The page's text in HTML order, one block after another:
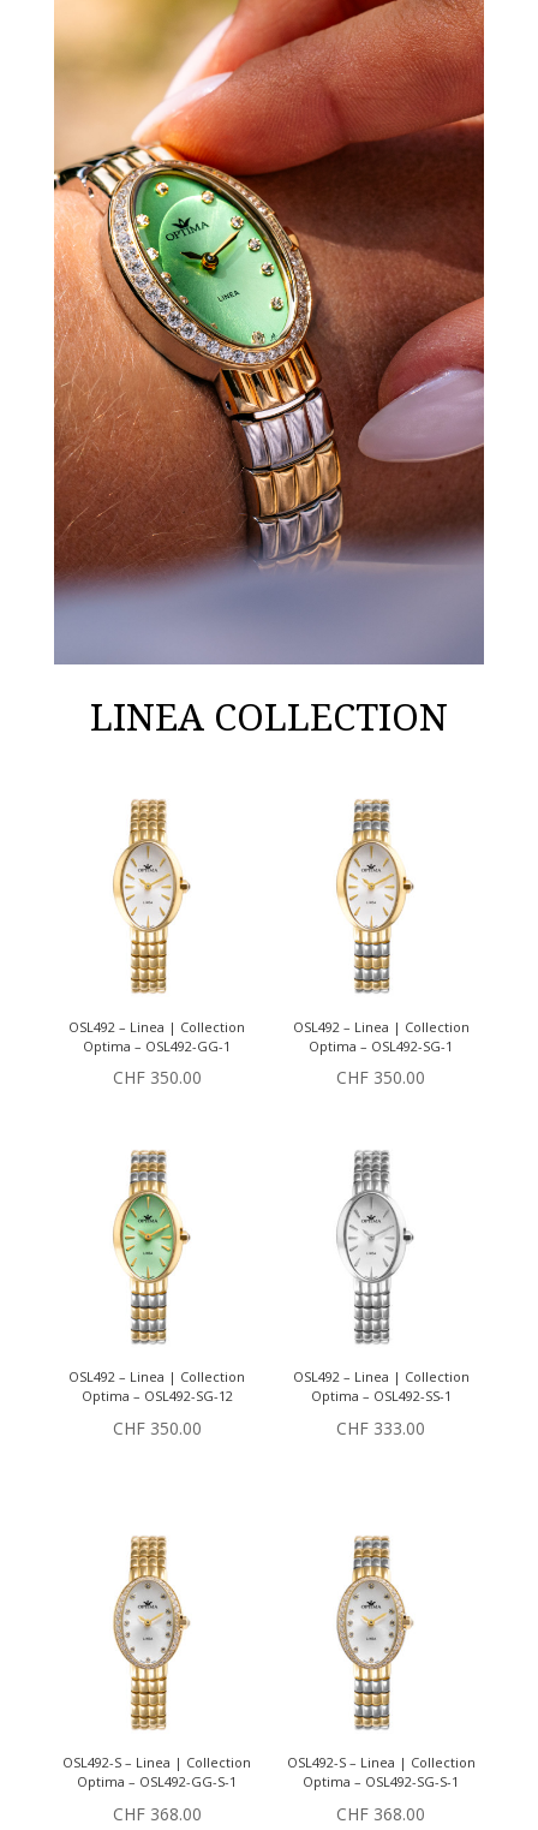
LINEA COLLECTION
OSL492 – Linea | Collection
Optima – OSL492-GG-1
CHF350.00
OSL492 – Linea | Collection
Optima – OSL492-SG-1
CHF 350.00
OSL492 – Linea | Collection
Optima – OSL492-SG-12
CHF350.00
OSL492 – Linea | Collection
Optima – OSL492-SS-1
CHF 333.00
OSL492-S – Linea | Collection
Optima – OSL492-GG-S-1
CHF368.00
OSL492-S – Linea | Collection
Optima – OSL492-SG-S-1
CHF 368.00